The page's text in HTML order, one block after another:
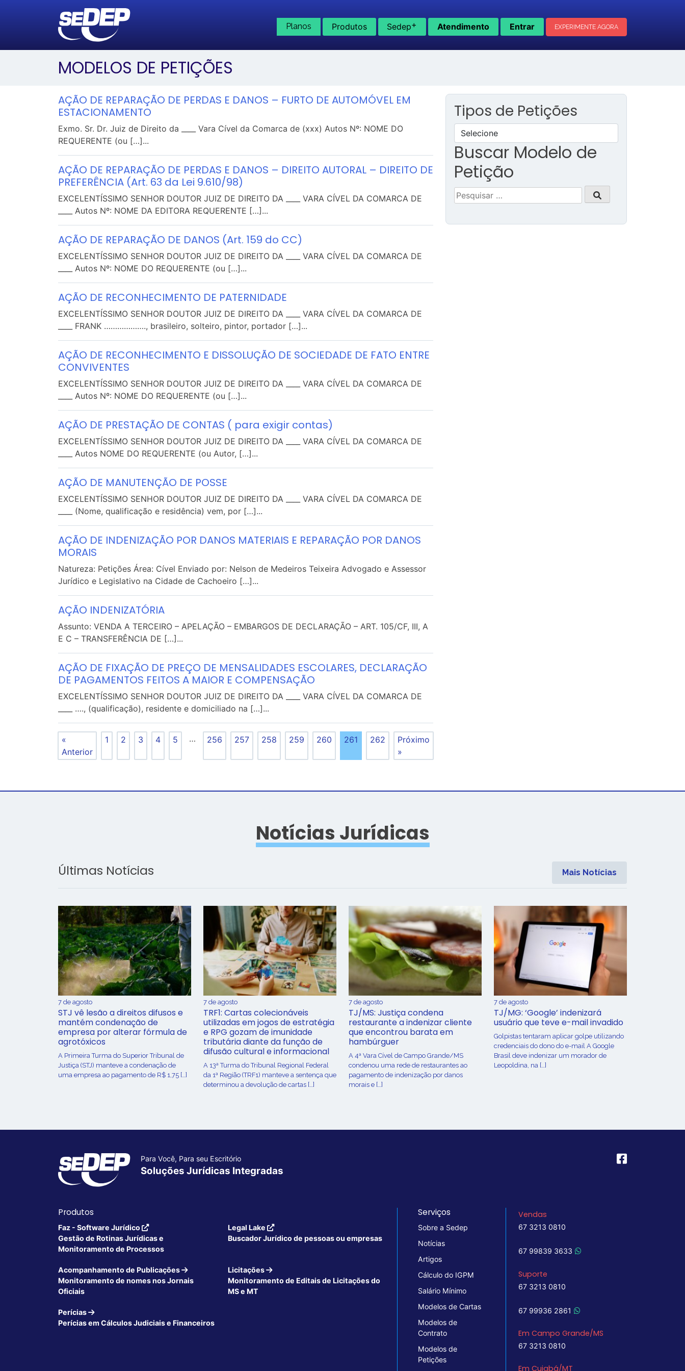
Planos Produtos Sedep+ Atendimento Entrar EXPERIMENTE AGORA
MODELOS DE PETIÇÕES
AÇÃO DE REPARAÇÃO DE PERDAS E DANOS – FURTO DE AUTOMÓVEL EM
ESTACIONAMENTO
Exmo. Sr. Dr. Juiz de Direito da ____ Vara Cível da Comarca de (xxx) Autos Nº: NOME DO
REQUERENTE (ou […]...
AÇÃO DE REPARAÇÃO DE PERDAS E DANOS – DIREITO AUTORAL – DIREITO DE
PREFERÊNCIA (Art. 63 da Lei 9.610/98)
EXCELENTÍSSIMO SENHOR DOUTOR JUIZ DE DIREITO DA ____ VARA CÍVEL DA COMARCA DE
____ Autos Nº: NOME DA EDITORA REQUERENTE […]...
AÇÃO DE REPARAÇÃO DE DANOS (Art. 159 do CC)
EXCELENTÍSSIMO SENHOR DOUTOR JUIZ DE DIREITO DA ____ VARA CÍVEL DA COMARCA DE
____ Autos Nº: NOME DO REQUERENTE (ou […]...
AÇÃO DE RECONHECIMENTO DE PATERNIDADE
EXCELENTÍSSIMO SENHOR DOUTOR JUIZ DE DIREITO DA ____ VARA CÍVEL DA COMARCA DE
____ FRANK ………………., brasileiro, solteiro, pintor, portador […]...
AÇÃO DE RECONHECIMENTO E DISSOLUÇÃO DE SOCIEDADE DE FATO ENTRE
CONVIVENTES
EXCELENTÍSSIMO SENHOR DOUTOR JUIZ DE DIREITO DA ____ VARA CÍVEL DA COMARCA DE
____ Autos Nº: NOME DO REQUERENTE (ou […]...
AÇÃO DE PRESTAÇÃO DE CONTAS ( para exigir contas)
EXCELENTÍSSIMO SENHOR DOUTOR JUIZ DE DIREITO DA ____ VARA CÍVEL DA COMARCA DE
____ Autos NOME DO REQUERENTE (ou Autor, […]...
AÇÃO DE MANUTENÇÃO DE POSSE
EXCELENTÍSSIMO SENHOR DOUTOR JUIZ DE DIREITO DA ____ VARA CÍVEL DA COMARCA DE
____ (Nome, qualificação e residência) vem, por […]...
AÇÃO DE INDENIZAÇÃO POR DANOS MATERIAIS E REPARAÇÃO POR DANOS
MORAIS
Natureza: Petições Área: Cível Enviado por: Nelson de Medeiros Teixeira Advogado e Assessor
Jurídico e Legislativo na Cidade de Cachoeiro […]...
AÇÃO INDENIZATÓRIA
Assunto: VENDA A TERCEIRO – APELAÇÃO – EMBARGOS DE DECLARAÇÃO – ART. 105/CF, III, A
E C – TRANSFERÊNCIA DE […]...
AÇÃO DE FIXAÇÃO DE PREÇO DE MENSALIDADES ESCOLARES, DECLARAÇÃO
DE PAGAMENTOS FEITOS A MAIOR E COMPENSAÇÃO
EXCELENTÍSSIMO SENHOR DOUTOR JUIZ DE DIREITO DA ____ VARA CÍVEL DA COMARCA DE
____ …., (qualificação), residente e domiciliado na […]...
«
Anterior
1 2 3 4 5 … 256 257 258 259 260 261 262
Próximo
»
Tipos de Petições
Buscar Modelo de
Petição
Pesquisar
por:
Notícias Jurídicas
Últimas Notícias Mais Notícias
7 de agosto
STJ vê lesão a direitos difusos e
mantém condenação de
empresa por alterar fórmula de
agrotóxicos
​A Primeira Turma do Superior Tribunal de
Justiça (STJ) manteve a condenação de
uma empresa ao pagamento de R$ 1,75 […]
7 de agosto
TRF1: Cartas colecionáveis
utilizadas em jogos de estratégia
e RPG gozam de imunidade
tributária diante da função de
difusão cultural e informacional
A 13ª Turma do Tribunal Regional Federal
da 1ª Região (TRF1) manteve a sentença que
determinou a devolução de cartas […]
7 de agosto
TJ/MS: Justiça condena
restaurante a indenizar cliente
que encontrou barata em
hambúrguer
A 4ª Vara Cível de Campo Grande/MS
condenou uma rede de restaurantes ao
pagamento de indenização por danos
morais e […]
7 de agosto
TJ/MG: ‘Google’ indenizará
usuário que teve e-mail invadido
Golpistas tentaram aplicar golpe utilizando
credenciais do dono do e-mail A Google
Brasil deve indenizar um morador de
Leopoldina, na […]
Para Você, Para seu Escritório
Soluções Jurídicas Integradas
Produtos
Faz - Software Jurídico
Gestão de Rotinas Jurídicas e
Monitoramento de Processos
Legal Lake
Buscador Jurídico de pessoas ou empresas
Acompanhamento de Publicações
Monitoramento de nomes nos Jornais
Oficiais
Licitações
Monitoramento de Editais de Licitações do
MS e MT
Perícias
Perícias em Cálculos Judiciais e Financeiros
Serviços
Sobre a Sedep
Notícias
Artigos
Cálculo do IGPM
Salário Mínimo
Modelos de Cartas
Modelos de
Contrato
Modelos de
Petições
Vendas
67 3213 0810
67 99839 3633
Suporte
67 3213 0810
67 99936 2861
Em Campo Grande/MS
67 3213 0810
Em Cuiabá/MT